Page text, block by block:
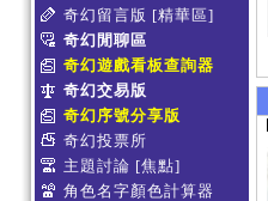
奇幻留言版 [精華區]
奇幻閒聊區
奇幻遊戲看板查詢器
奇幻交易版
奇幻序號分享版
奇幻投票所
主題討論 [焦點]
角色名字顏色計算器